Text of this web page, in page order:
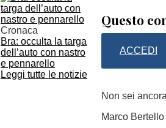
Cronaca
Bra: occulta la targa
dell’auto con nastro
e pennarello
Leggi tutte le notizie
Questo
ACCEDI
Non sei
Marco Bertello